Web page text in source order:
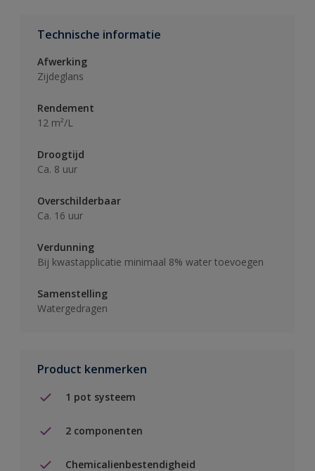
Technische informatie
Afwerking
Zijdeglans
Rendement
12 m²/L
Droogtijd
Ca. 8 uur
Overschilderbaar
Ca. 16 uur
Verdunning
Bij kwastapplicatie minimaal 8% water toevoegen
Samenstelling
Watergedragen
Product kenmerken
1 pot systeem
2 componenten
Chemicalienbestendigheid